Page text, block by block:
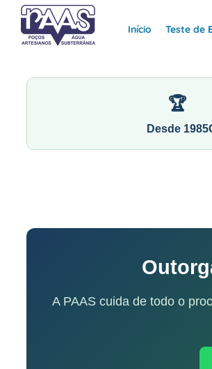
Início Teste de
🏆
Desde 1985
A PAAS cuida de todo o